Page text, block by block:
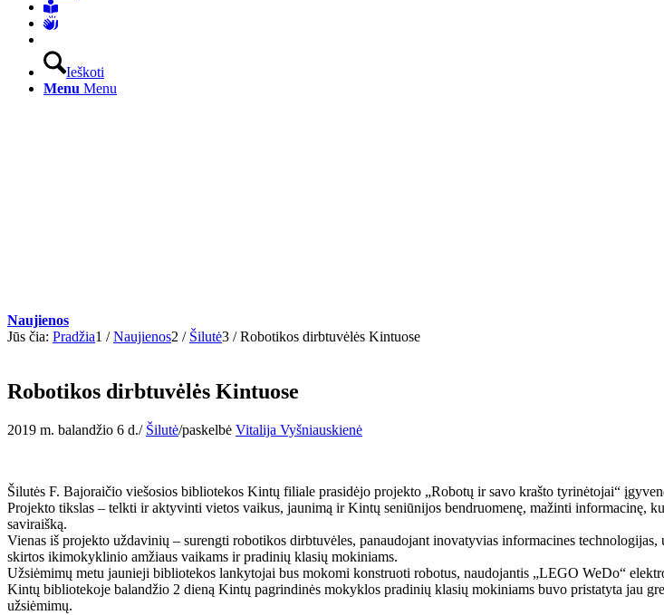
Ieškoti
Menu Menu
Naujienos
Jūs čia: Pradžia1 / Naujienos2 / Šilutė3 / Robotikos dirbtuvėlės Kintuose
Robotikos dirbtuvėlės Kintuose
2019 m. balandžio 6 d./ Šilutė/paskelbė Vitalija Vyšniauskienė
Šilutės F. Bajoraičio viešosios bibliotekos Kintų filiale prasidėjo projekto „Robotų ir savo krašto tyrinėtojai“
Projekto tikslas – telkti ir aktyvinti vietos vaikus, jaunimą ir Kintų seniūnijos bendruomenę, mažinti informacinę,
saviraišką.
Vienas iš projekto uždavinių – surengti robotikos dirbtuvėles, panaudojant inovatyvias informacines
skirtos ikimokyklinio amžiaus vaikams ir pradinių klasių mokiniams.
Užsiėmimų metu jaunieji bibliotekos lankytojai bus mokomi konstruoti robotus, naudojantis „LEGO WeDo“
Kintų bibliotekoje balandžio 2 dieną Kintų pagrindinės mokyklos pradinių klasių mokiniams buvo pristatyta jau
užsiėmimų.